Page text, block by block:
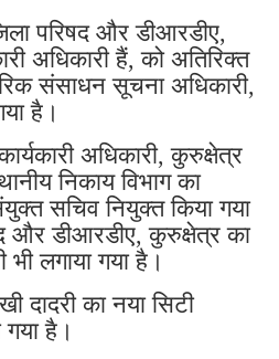
परिषद और डीआरडीए,
अधिकारी हैं, को अतिरिक्त
संसाधन सूचना अधिकारी,
है।
अधिकारी, कुरुक्षेत्र
निकाय विभाग का
सचिव नियुक्त किया गया
और डीआरडीए, कुरुक्षेत्र का
भी लगाया गया है।
दादरी का नया सिटी
है।